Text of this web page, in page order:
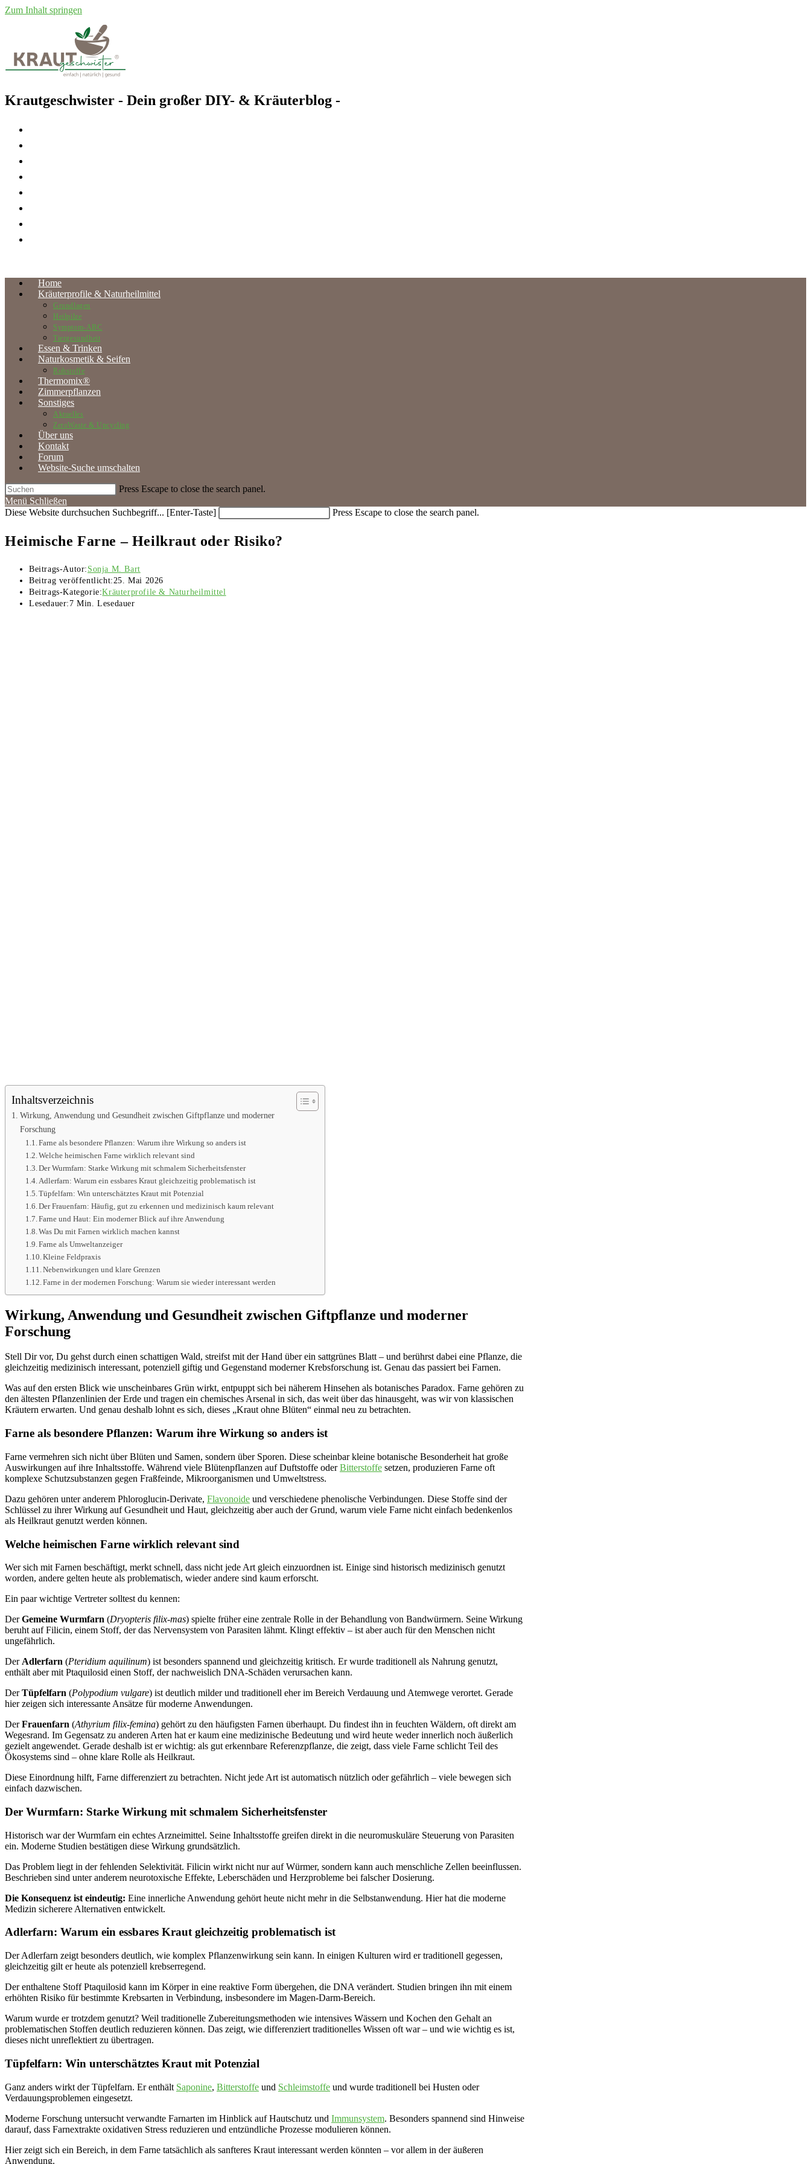
Zum Inhalt springen
Krautgeschwister - Dein großer DIY- & Kräuterblog -
Home
Kräuterprofile & Naturheilmittel
Grundlagen
Heilpilze
Symptom-ABC
Tiergesundheit
Essen & Trinken
Naturkosmetik & Seifen
Rohstoffe
Thermomix®
Zimmerpflanzen
Sonstiges
Aktuelles
ZeroWaste & Upcycling
Über uns
Kontakt
Forum
Website-Suche umschalten
Press Escape to close the search panel.
Menü Schließen
Diese Website durchsuchen Suchbegriff... [Enter-Taste] Press Escape to close the search panel.
Heimische Farne – Heilkraut oder Risiko?
Beitrags-Autor: Sonja M. Bart
Beitrag veröffentlicht: 25. Mai 2026
Beitrags-Kategorie:Kräuterprofile & Naturheilmittel
Lesedauer: 7 Min. Lesedauer
Inhaltsverzeichnis
Wirkung, Anwendung und Gesundheit zwischen Giftpflanze und moderner
Forschung
Farne als besondere Pflanzen: Warum ihre Wirkung so anders ist
Welche heimischen Farne wirklich relevant sind
Der Wurmfarn: Starke Wirkung mit schmalem Sicherheitsfenster
Adlerfarn: Warum ein essbares Kraut gleichzeitig problematisch ist
Tüpfelfarn: Win unterschätztes Kraut mit Potenzial
Der Frauenfarn: Häufig, gut zu erkennen und medizinisch kaum relevant
Farne und Haut: Ein moderner Blick auf ihre Anwendung
Was Du mit Farnen wirklich machen kannst
Farne als Umweltanzeiger
Kleine Feldpraxis
Nebenwirkungen und klare Grenzen
Farne in der modernen Forschung: Warum sie wieder interessant werden
Wirkung, Anwendung und Gesundheit zwischen Giftpflanze und moderner
Forschung
Stell Dir vor, Du gehst durch einen schattigen Wald, streifst mit der Hand über ein sattgrünes Blatt – und berührst dabei eine Pflanze, die
gleichzeitig medizinisch interessant, potenziell giftig und Gegenstand moderner Krebsforschung ist. Genau das passiert bei Farnen.
Was auf den ersten Blick wie unscheinbares Grün wirkt, entpuppt sich bei näherem Hinsehen als botanisches Paradox. Farne gehören zu
den ältesten Pflanzenlinien der Erde und tragen ein chemisches Arsenal in sich, das weit über das hinausgeht, was wir von klassischen
Kräutern erwarten. Und genau deshalb lohnt es sich, dieses „Kraut ohne Blüten“ einmal neu zu betrachten.
Farne als besondere Pflanzen: Warum ihre Wirkung so anders ist
Farne vermehren sich nicht über Blüten und Samen, sondern über Sporen. Diese scheinbar kleine botanische Besonderheit hat große
Auswirkungen auf ihre Inhaltsstoffe. Während viele Blütenpflanzen auf Duftstoffe oderBitterstoffe setzen, produzieren Farne oft
komplexe Schutzsubstanzen gegen Fraßfeinde, Mikroorganismen und Umweltstress.
Dazu gehören unter anderem Phloroglucin-Derivate, Flavonoide und verschiedene phenolische Verbindungen. Diese Stoffe sind der
Schlüssel zu ihrer Wirkung auf Gesundheit und Haut, gleichzeitig aber auch der Grund, warum viele Farne nicht einfach bedenkenlos
als Heilkraut genutzt werden können.
Welche heimischen Farne wirklich relevant sind
Wer sich mit Farnen beschäftigt, merkt schnell, dass nicht jede Art gleich einzuordnen ist. Einige sind historisch medizinisch genutzt
worden, andere gelten heute als problematisch, wieder andere sind kaum erforscht.
Ein paar wichtige Vertreter solltest du kennen:
DerGemeine Wurmfarn (Dryopteris filix-mas) spielte früher eine zentrale Rolle in der Behandlung von Bandwürmern. Seine Wirkung
beruht auf Filicin, einem Stoff, der das Nervensystem von Parasiten lähmt. Klingt effektiv – ist aber auch für den Menschen nicht
ungefährlich.
Der Adlerfarn (Pteridium aquilinum) ist besonders spannend und gleichzeitig kritisch. Er wurde traditionell als Nahrung genutzt,
enthält aber mit Ptaquilosid einen Stoff, der nachweislich DNA-Schäden verursachen kann.
DerTüpfelfarn (Polypodium vulgare) ist deutlich milder und traditionell eher im Bereich Verdauung und Atemwege verortet. Gerade
hier zeigen sich interessante Ansätze für moderne Anwendungen.
DerFrauenfarn (Athyrium filix-femina) gehört zu den häufigsten Farnen überhaupt. Du findest ihn in feuchten Wäldern, oft direkt am
Wegesrand. Im Gegensatz zu anderen Arten hat er kaum eine medizinische Bedeutung und wird heute weder innerlich noch äußerlich
gezielt angewendet. Gerade deshalb ist er wichtig: als gut erkennbare Referenzpflanze, die zeigt, dass viele Farne schlicht Teil des
Ökosystems sind – ohne klare Rolle als Heilkraut.
Diese Einordnung hilft, Farne differenziert zu betrachten. Nicht jede Art ist automatisch nützlich oder gefährlich – viele bewegen sich
einfach dazwischen.
Der Wurmfarn: Starke Wirkung mit schmalem Sicherheitsfenster
Historisch war der Wurmfarn ein echtes Arzneimittel. Seine Inhaltsstoffe greifen direkt in die neuromuskuläre Steuerung von Parasiten
ein. Moderne Studien bestätigen diese Wirkung grundsätzlich.
Das Problem liegt in der fehlenden Selektivität. Filicin wirkt nicht nur auf Würmer, sondern kann auch menschliche Zellen beeinflussen.
Beschrieben sind unter anderem neurotoxische Effekte, Leberschäden und Herzprobleme bei falscher Dosierung.
Die Konsequenz ist eindeutig: Eine innerliche Anwendung gehört heute nicht mehr in die Selbstanwendung. Hier hat die moderne
Medizin sicherere Alternativen entwickelt.
Adlerfarn: Warum ein essbares Kraut gleichzeitig problematisch ist
Der Adlerfarn zeigt besonders deutlich, wie komplex Pflanzenwirkung sein kann. In einigen Kulturen wird er traditionell gegessen,
gleichzeitig gilt er heute als potenziell krebserregend.
Der enthaltene Stoff Ptaquilosid kann im Körper in eine reaktive Form übergehen, die DNA verändert. Studien bringen ihn mit einem
erhöhten Risiko für bestimmte Krebsarten in Verbindung, insbesondere im Magen-Darm-Bereich.
Warum wurde er trotzdem genutzt? Weil traditionelle Zubereitungsmethoden wie intensives Wässern und Kochen den Gehalt an
problematischen Stoffen deutlich reduzieren können. Das zeigt, wie differenziert traditionelles Wissen oft war – und wie wichtig es ist,
dieses nicht unreflektiert zu übertragen.
Tüpfelfarn: Win unterschätztes Kraut mit Potenzial
Ganz anders wirkt der Tüpfelfarn. Er enthält Saponine, Bitterstoffe und Schleimstoffe und wurde traditionell bei Husten oder
Verdauungsproblemen eingesetzt.
Moderne Forschung untersucht verwandte Farnarten im Hinblick auf Hautschutz und Immunsystem. Besonders spannend sind Hinweise
darauf, dass Farnextrakte oxidativen Stress reduzieren und entzündliche Prozesse modulieren können.
Hier zeigt sich ein Bereich, in dem Farne tatsächlich als sanfteres Kraut interessant werden könnten – vor allem in der äußeren
Anwendung.